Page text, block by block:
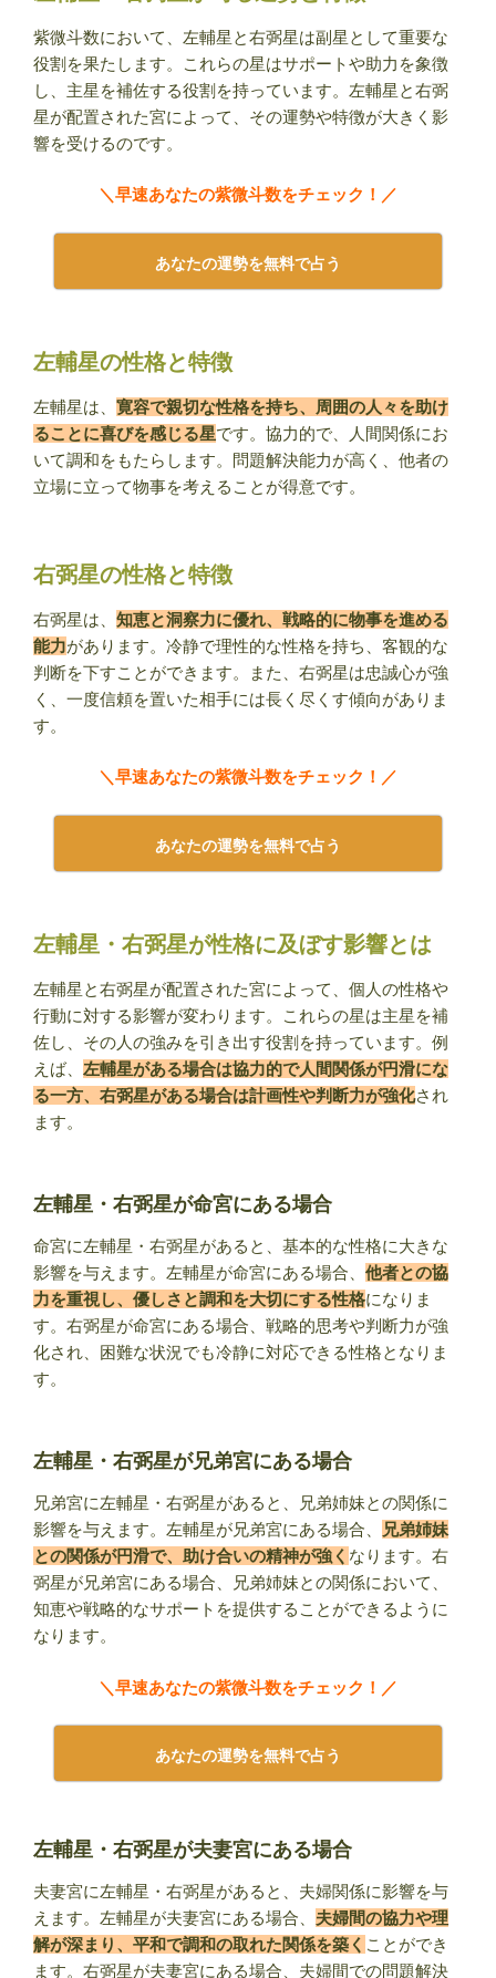
紫微斗数において、左輔星と右弼星は副星として重要な
役割を果たします。これらの星はサポートや助力を象徴
し、主星を補佐する役割を持っています。左輔星と右弼
星が配置された宮によって、その運勢や特徴が大きく影
響を受けるのです。
＼早速あなたの紫微斗数をチェック！／
あなたの運勢を無料で占う
左輔星の性格と特徴
左輔星は、 寛容で親切な性格を持ち、周囲の人々を助け
ることに喜びを感じる星です。協力的で、人間関係にお
いて調和をもたらします。問題解決能力が高く、他者の
立場に立って物事を考えることが得意です。
右弼星の性格と特徴
右弼星は、 知恵と洞察力に優れ、戦略的に物事を進める
能力があります。冷静で理性的な性格を持ち、客観的な
判断を下すことができます。また、右弼星は忠誠心が強
く、一度信頼を置いた相手には長く尽くす傾向がありま
す。
＼早速あなたの紫微斗数をチェック！／
あなたの運勢を無料で占う
左輔星・右弼星が性格に及ぼす影響とは
左輔星と右弼星が配置された宮によって、個人の性格や
行動に対する影響が変わります。これらの星は主星を補
佐し、その人の強みを引き出す役割を持っています。例
えば、 左輔星がある場合は協力的で人間関係が円滑にな
る一方、右弼星がある場合は計画性や判断力が強化され
ます。
左輔星・右弼星が命宮にある場合
命宮に左輔星・右弼星があると、基本的な性格に大きな
影響を与えます。左輔星が命宮にある場合、 他者との協
力を重視し、優しさと調和を大切にする性格になりま
す。右弼星が命宮にある場合、戦略的思考や判断力が強
化され、困難な状況でも冷静に対応できる性格となりま
す。
左輔星・右弼星が兄弟宮にある場合
兄弟宮に左輔星・右弼星があると、兄弟姉妹との関係に
影響を与えます。左輔星が兄弟宮にある場合、
兄弟姉妹
との関係が円滑で、助け合いの精神が強く なります。右
弼星が兄弟宮にある場合、兄弟姉妹との関係において、
知恵や戦略的なサポートを提供することができるように
なります。
＼早速あなたの紫微斗数をチェック！／
あなたの運勢を無料で占う
左輔星・右弼星が夫妻宮にある場合
夫妻宮に左輔星・右弼星があると、夫婦関係に影響を与
えます。左輔星が夫妻宮にある場合、 夫婦間の協力や理
解が深まり、平和で調和の取れた関係を築く ことができ
ます。右弼星が夫妻宮にある場合、夫婦間での問題解決